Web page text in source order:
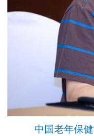
中国老年保